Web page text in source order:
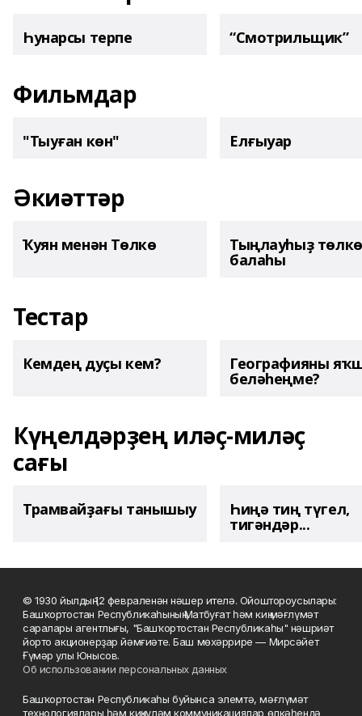
Һунарсы терпе “Смотрильщик”
Фильмдар
"Тыуған көн" Елғыуар
Әкиәттәр
Ҡуян менән Төлкө Тыңлауһыҙ төлкө
балаһы
Тестар
Кемдең дуҫы кем? Географияны
беләһеңме?
Күңелдәрҙең иләҫ-миләҫ
сағы
Трамвайҙағы танышыу Һиңә тиң түгел,
тигәндәр...
© 1930 йылдың 12 февраленән нәшер ителә. Ойоштороусылары:
Башҡортостан Республикаһының Матбуғат һәм киң мәғлүмәт
саралары агентлығы, "Башҡортостан Республикаһы" нәшриәт
йорто акционерҙар йәмғиәте. Баш мөхәррире — Мирсәйет
Ғүмәр улы Юнысов.
Об использовании персональных данных
Башҡортостан Республикаһы буйынса элемтә, мәғлүмәт
технологиялары һәм киңкүләм коммуникациялар өлкәһендә